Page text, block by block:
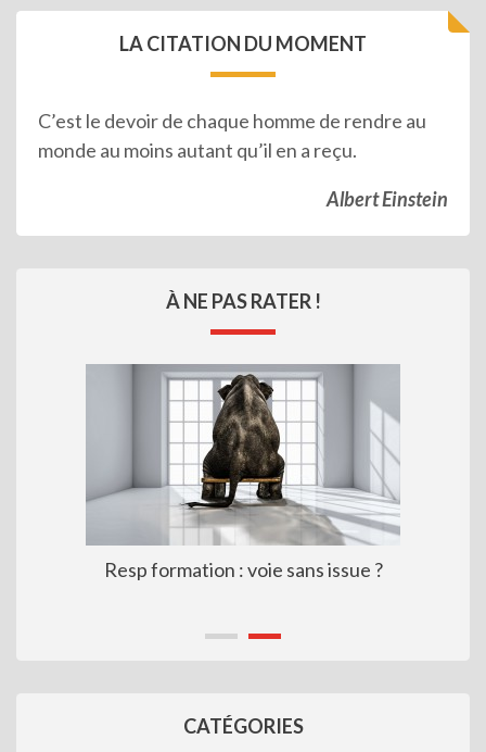
LA CITATION DU MOMENT
C’est le devoir de chaque homme de rendre au
monde au moins autant qu’il en a reçu.
Albert Einstein
À NE PAS RATER !
Resp formation : voie sans issue ?
CATÉGORIES